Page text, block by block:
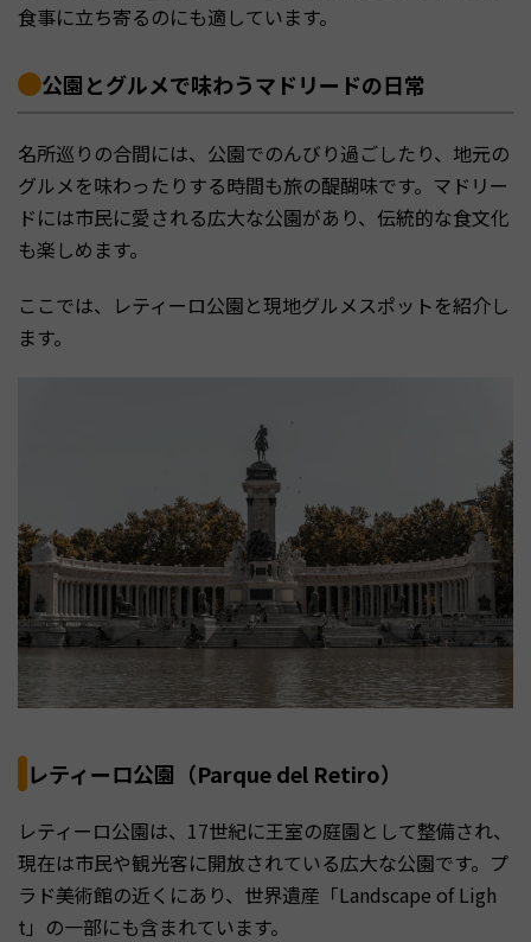
食事に立ち寄るのにも適しています。
公園とグルメで味わうマドリードの日常
名所巡りの合間には、公園でのんびり過ごしたり、地元の
グルメを味わったりする時間も旅の醍醐味です。マドリー
ドには市民に愛される広大な公園があり、伝統的な食文化
も楽しめます。
ここでは、レティーロ公園と現地グルメスポットを紹介し
ます。
レティーロ公園（Parque del Retiro）
レティーロ公園は、17世紀に王室の庭園として整備され、
現在は市民や観光客に開放されている広大な公園です。プ
ラド美術館の近くにあり、世界遺産「Landscape of Ligh
t」の一部にも含まれています。